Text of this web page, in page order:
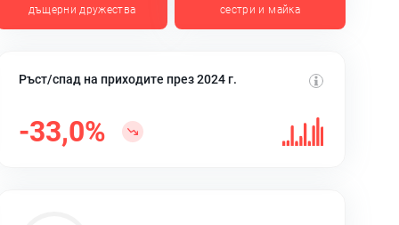
дъщерни дружества сестри и майка
Ръст/спад на приходите през 2024 г.
-33,0%